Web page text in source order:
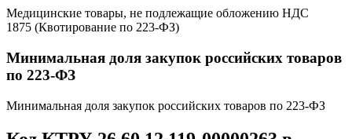
Медицинские товары, не подлежащие обложению НДС
1875 (Квотирование по 223-ФЗ)
Минимальная доля закупок российских товаров
по 223-ФЗ
Минимальная доля закупок российских товаров по 223-ФЗ